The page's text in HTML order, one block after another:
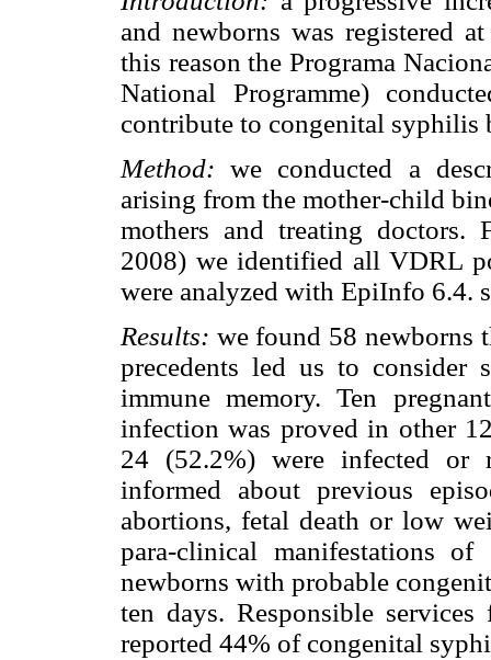
and newborns was registered
this reason the Programa
National Programme)
contribute to congenital syphilis
Method:we conducted a
arising from the mother-child
mothers and treating doctors.
2008) we identified all VDRL
were analyzed with EpiInfo 6.4.
Results: we found 58 newborns
precedents led us to
immune memory. Ten
infection was proved in other
24 (52.2%) were infected or
informed about previous
abortions, fetal death or low
para-clinical manifestations
newborns with probable
ten days. Responsible
reported 44% of congenital